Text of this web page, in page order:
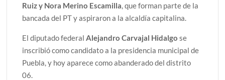
Ruiz y Nora Merino Escamilla , que forman parte de la
bancada del PT y aspiraron a la alcaldía capitalina.
El diputado federal Alejandro Carvajal Hidalgo se
inscribió como candidato a la presidencia municipal de
Puebla, y hoy aparece como abanderado del distrito
06.